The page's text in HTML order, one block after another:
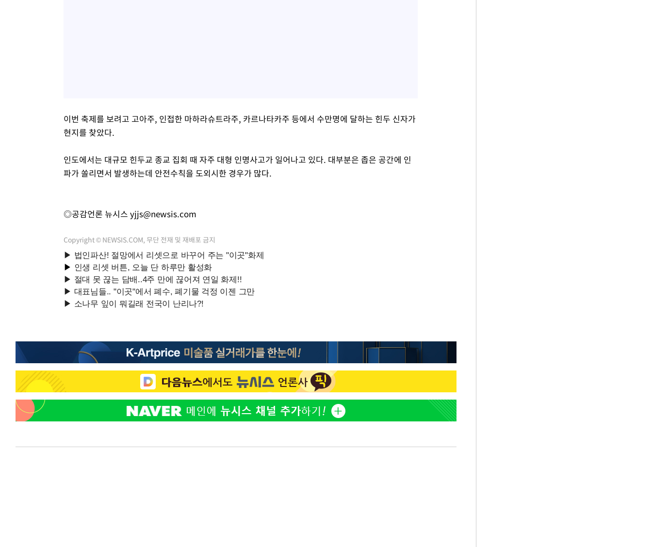
이번 축제를 보려고 고아주, 인접한 마하라슈트라주, 카르나타카주 등에서 수만명에 달하는 힌두 신자가
현지를 찾았다.
인도에서는 대규모 힌두교 종교 집회 때 자주 대형 인명사고가 일어나고 있다. 대부분은 좁은 공간에 인
파가 쏠리면서 발생하는데 안전수칙을 도외시한 경우가 많다.
◎공감언론 뉴시스 yjjs@newsis.com
Copyright © NEWSIS.COM, 무단 전재 및 재배포 금지